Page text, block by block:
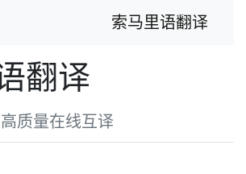
索马里语翻译
翻译
质量在线互译